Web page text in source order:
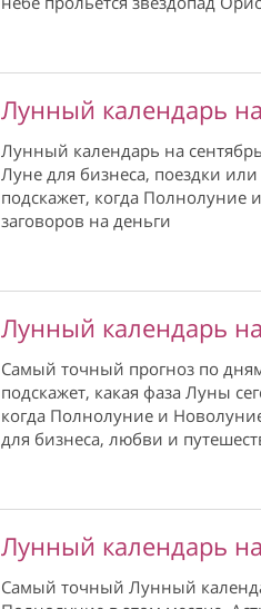
Лунный календарь
Лунный календарь на
Луне для бизнеса, поездки
подскажет, когда Полнолуние
заговоров на деньги
Лунный календарь на
Самый точный прогноз по
подскажет, какая фаза Луны
когда Полнолуние и
для бизнеса, любви и
Лунный календарь
Самый точный Лунный